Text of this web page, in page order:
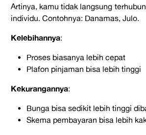
Artinya, kamu tidak langsung
individu. Contohnya: Danamas, Julo
Kelebihannya:
Proses biasanya lebih cepat
Plafon pinjaman bisa lebih tinggi
Kekurangannya:
Bunga bisa sedikit lebih tinggi
Skema pembayaran bisa lebih